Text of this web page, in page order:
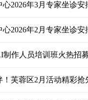
2026年3月专家坐诊安
2026年2月专家坐诊安
作人员培训班火热招
芙蓉区2月活动精彩抢